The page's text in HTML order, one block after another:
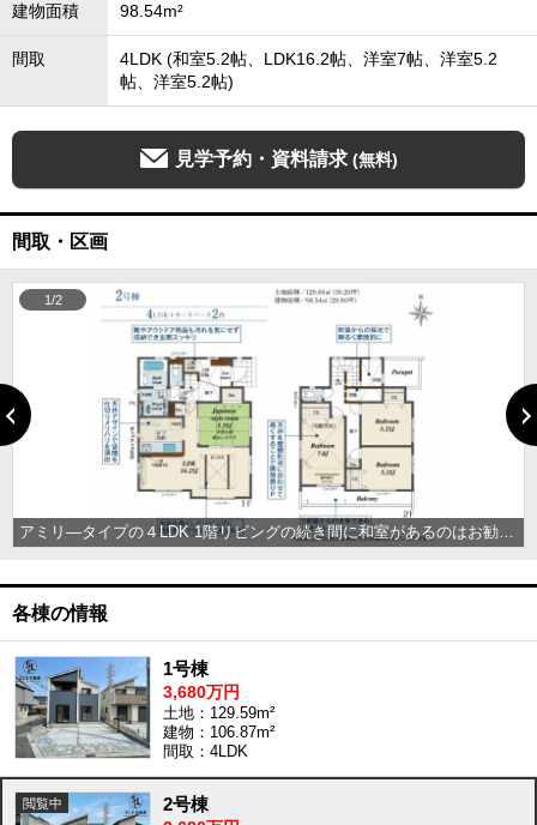
建物面積 98.54m²
間取
4LDK (和室5.2帖、LDK16.2帖、洋室7帖、洋室5.2
帖、洋室5.2帖)
見学予約・資料請求 (無料)
間取・区画
アミリ―タイプの４LDK 1階リビングの続き間に和室があるのはお勧めです。
1/2
各棟の情報
1号棟
3,680万円
土地：129.59m²
建物：106.87m²
間取：4LDK
2号棟